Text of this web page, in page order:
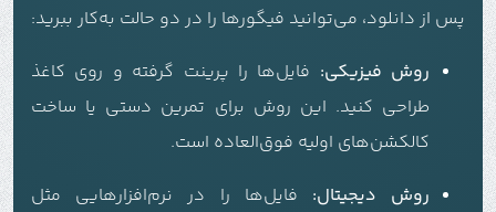
پس از دانلود، می‌توانید فیگورها را در دو حالت به‌کار ببرید:
روش فیزیکی: فایل‌ها را پرینت گرفته و روی کاغذ
طراحی کنید. این روش برای تمرین دستی یا ساخت
کالکشن‌های اولیه فوق‌العاده است.
روش دیجیتال: فایل‌ها را در نرم‌افزارهایی مثل